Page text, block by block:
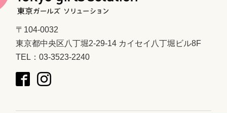
〒104-0032
東京都中央区八丁堀2-29-14 カイセイ八丁堀ビル8F
TEL：03-3523-2240